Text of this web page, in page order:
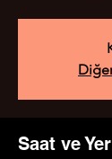
Saat ve Yer